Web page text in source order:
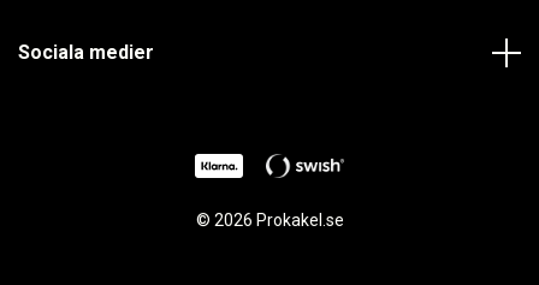
Sociala medier
© 2026 Prokakel.se